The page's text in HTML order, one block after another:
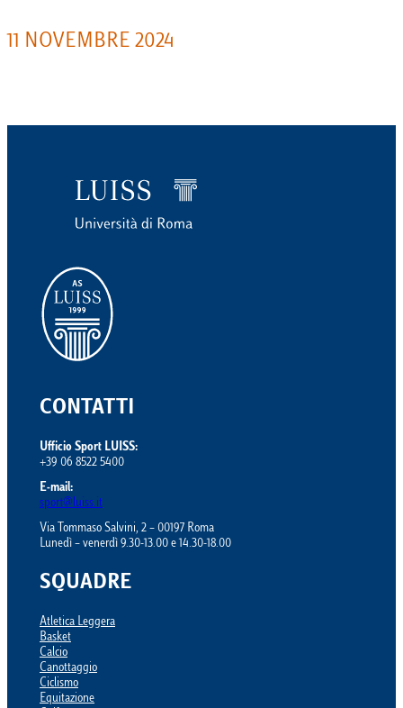
11 NOVEMBRE 2024
CONTATTI
Ufficio Sport LUISS:
+39 06 8522 5400
E-mail:
sport@luiss.it
Via Tommaso Salvini, 2 – 00197 Roma
Lunedì – venerdì 9.30-13.00 e 14.30-18.00
SQUADRE
Atletica Leggera
Basket
Calcio
Canottaggio
Ciclismo
Equitazione